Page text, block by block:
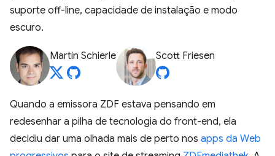
suporte off-line, capacidade de instalação e modo
escuro.
Martin Schierle Scott Friesen
Quando a emissora ZDF estava pensando em
redesenhar a pilha de tecnologia do front-end, ela
decidiu dar uma olhada mais de perto nos apps da Web